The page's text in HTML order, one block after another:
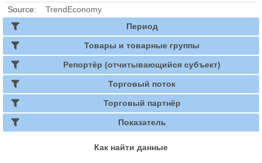
Source:
TrendEconomy
Период
Товары и товарные группы
Репортёр (отчитывающийся субъект)
Торговый поток
Торговый партнёр
Показатель
Как найти данные